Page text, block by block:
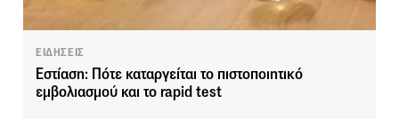
ΕΙΔΗΣΕΙΣ
Εστίαση: Πότε καταργείται το πιστοποιητικό
εμβολιασμού και το rapid test